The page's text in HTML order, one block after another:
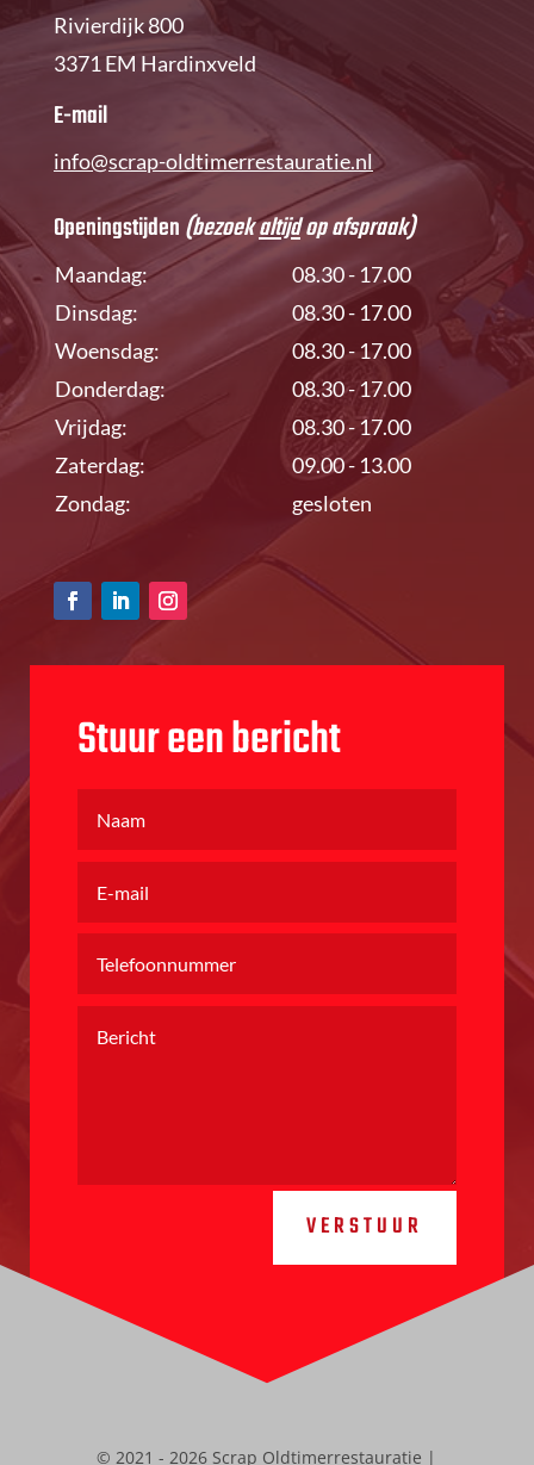
Rivierdijk 800
3371 EM Hardinxveld
E-mail
info@scrap-oldtimerrestauratie.nl
Openingstijden(bezoekaltijdop afspraak)
Maandag:
Dinsdag:
Woensdag:
Donderdag:
Vrijdag:
Zaterdag:
Zondag:
08.30 - 17.00
08.30 - 17.00
08.30 - 17.00
08.30 - 17.00
08.30 - 17.00
09.00 - 13.00
gesloten
Stuur een bericht
VERSTUUR
© 2021 - 2026 Scrap Oldtimerrestauratie |